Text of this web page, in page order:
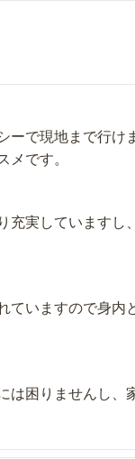
ーで現地まで行け
メです。
充実していますし
ていますので身内
は困りませんし、